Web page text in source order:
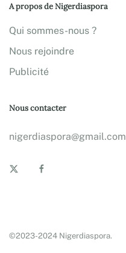
A propos de Nigerdiaspora
Qui sommes-nous ?
Nous rejoindre
Publicité
Nous contacter
nigerdiaspora@gmail.com
©2023-2024 Nigerdiaspora.